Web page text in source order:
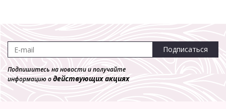
Подписаться
Подпишитесь на новости и получайте
информацию одействующих акциях